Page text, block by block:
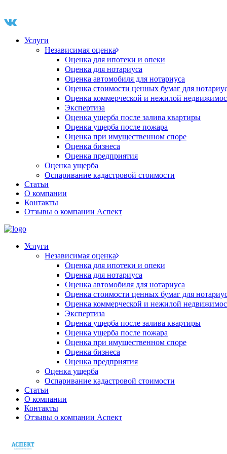
Услуги
Независимая оценка
Оценка для ипотеки и опеки
Оценка для нотариуса
Оценка автомобиля для нотариуса
Оценка стоимости ценных бумаг для
Оценка коммерческой и нежилой
Экспертиза
Оценка ущерба после залива квартиры
Оценка ущерба после пожара
Оценка при имущественном споре
Оценка бизнеса
Оценка предприятия
Оценка ущерба
Оспаривание кадастровой стоимости
Статьи
О компании
Контакты
Отзывы о компании Аспект
Услуги
Независимая оценка
Оценка для ипотеки и опеки
Оценка для нотариуса
Оценка автомобиля для нотариуса
Оценка стоимости ценных бумаг для
Оценка коммерческой и нежилой
Экспертиза
Оценка ущерба после залива квартиры
Оценка ущерба после пожара
Оценка при имущественном споре
Оценка бизнеса
Оценка предприятия
Оценка ущерба
Оспаривание кадастровой стоимости
Статьи
О компании
Контакты
Отзывы о компании Аспект